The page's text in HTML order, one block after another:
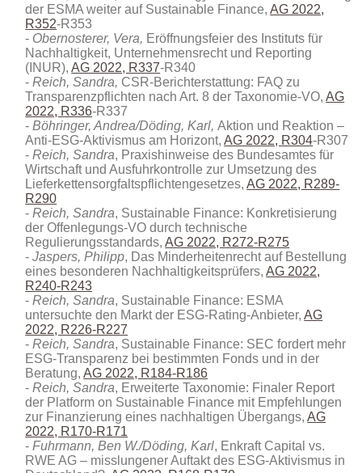
der ESMA weiter auf Sustainable Finance,AG 2022,
R352-R353
Obernosterer, Vera, Eröffnungsfeier des Instituts für
Nachhaltigkeit, Unternehmensrecht und Reporting
(INUR),AG 2022, R337-R340
Reich, Sandra, CSR-Berichterstattung: FAQ zu
Transparenzpflichten nach Art. 8 der Taxonomie-VO,AG
2022, R336-R337
Böhringer, Andrea/Döding, Karl,Aktion und Reaktion –
Anti-ESG-Aktivismus am Horizont,AG 2022, R304-R307
Reich, Sandra, Praxishinweise des Bundesamtes für
Wirtschaft und Ausfuhrkontrolle zur Umsetzung des
Lieferkettensorgfaltspflichtengesetzes,AG 2022, R289-
R290
Reich, Sandra, Sustainable Finance: Konkretisierung
der Offenlegungs-VO durch technische
Regulierungsstandards,AG 2022, R272-R275
Jaspers, Philipp, Das Minderheitenrecht auf Bestellung
eines besonderen Nachhaltigkeitsprüfers,AG 2022,
R240-R243
Reich, Sandra, Sustainable Finance: ESMA
untersuchte den Markt der ESG-Rating-Anbieter,AG
2022, R226-R227
Reich, Sandra, Sustainable Finance: SEC fordert mehr
ESG-Transparenz bei bestimmten Fonds und in der
Beratung,AG 2022, R184-R186
Reich, Sandra, Erweiterte Taxonomie: Finaler Report
der Platform on Sustainable Finance mit Empfehlungen
zur Finanzierung eines nachhaltigen Übergangs,AG
2022, R170-R171
Fuhrmann, Ben W./Döding, Karl, Enkraft Capital vs.
RWE AG – misslungener Auftakt des ESG-Aktivismus in